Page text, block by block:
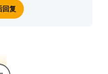
回复